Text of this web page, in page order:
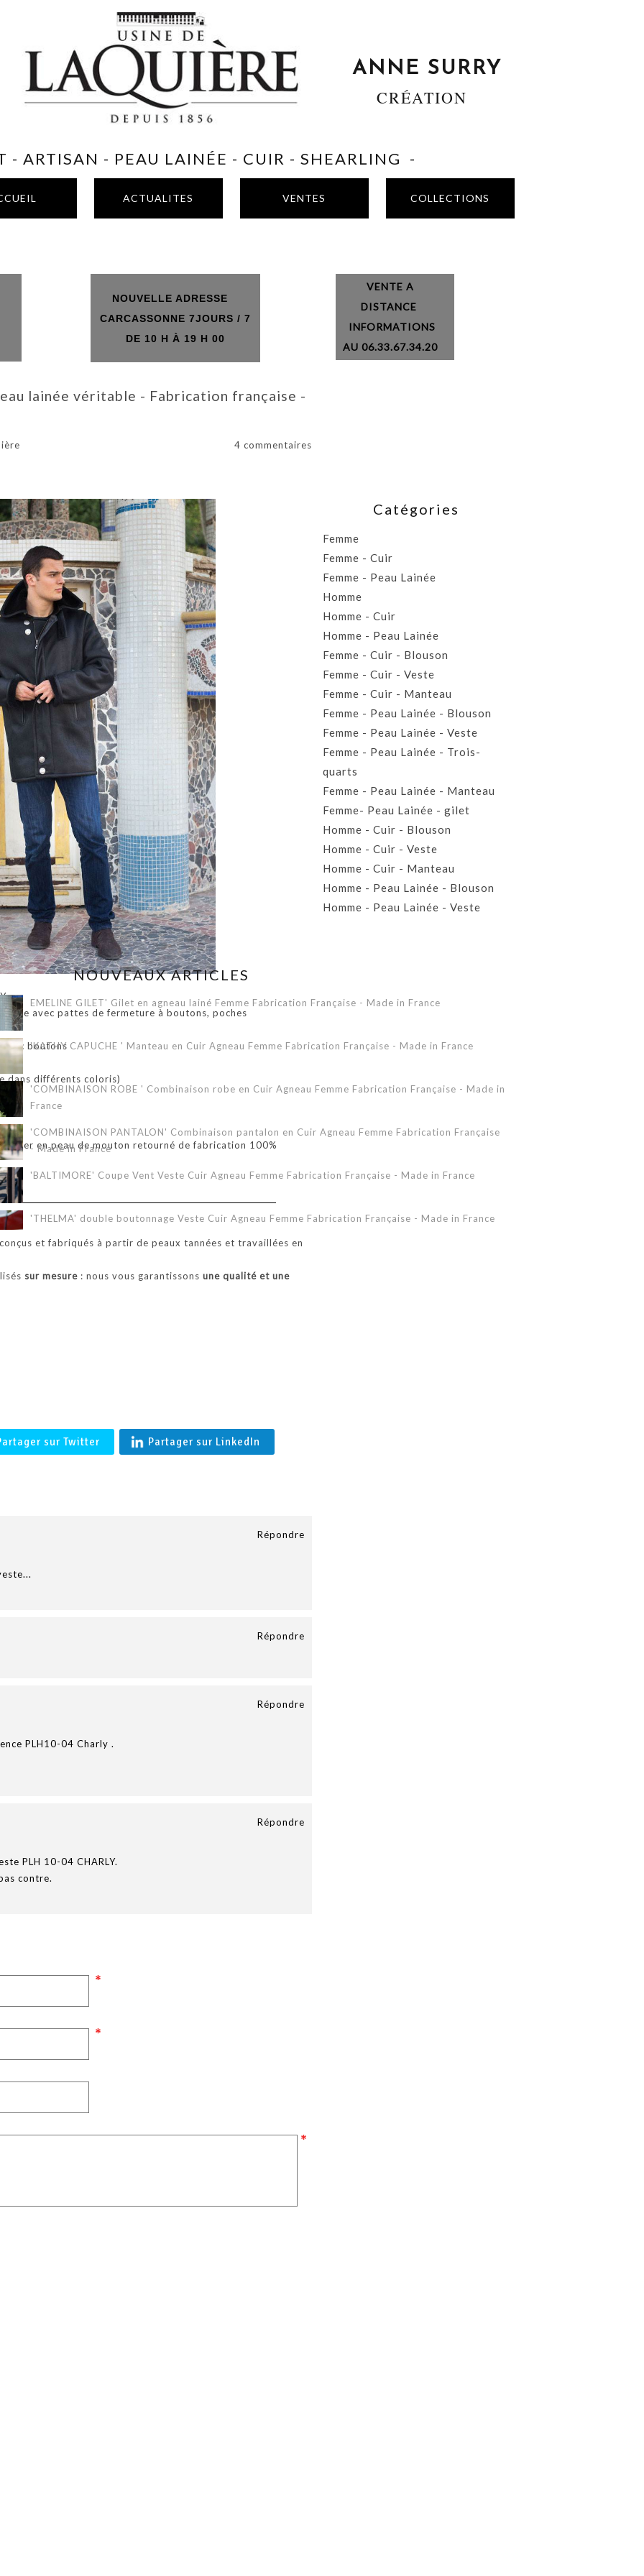
ANNE SURRY
CRÉATION
NOUVELLE ADRESSE
CARCASSONNE 7JOURS / 7
DE 10 H À 19 H 00
VENTE A
DISTANCE
INFORMATIONS
AU 06.33.67.34.20
- ARTISAN - PEAU LAINÉE - CUIR - SHEARLING -
ACTUALITES VENTES COLLECTIONS
lainée véritable - Fabrication française -
4 commentaires
avec pattes de fermeture à boutons, poches
boutons
dans différents coloris)
en peau de mouton retourné de fabrication 100%
et fabriqués à partir de peaux tannées et travaillées en
sur mesure : nous vous garantissons une qualité et une
sur Twitter Partager sur LinkedIn
Répondre
Répondre
Répondre
PLH10-04 Charly .
Répondre
PLH 10-04 CHARLY.
contre.
Catégories
Femme
Femme - Cuir
Femme - Peau Lainée
Homme
Homme - Cuir
Homme - Peau Lainée
Femme - Cuir - Blouson
Femme - Cuir - Veste
Femme - Cuir - Manteau
Femme - Peau Lainée - Blouson
Femme - Peau Lainée - Veste
Femme - Peau Lainée - Trois-
quarts
Femme - Peau Lainée - Manteau
Femme- Peau Lainée - gilet
Homme - Cuir - Blouson
Homme - Cuir - Veste
Homme - Cuir - Manteau
Homme - Peau Lainée - Blouson
Homme - Peau Lainée - Veste
Femme - Peau lainée - Coupe Vent
Pantalon
NOUVEAUX ARTICLES
EMELINE GILET' Gilet en agneau lainé Femme Fabrication Française - Made in France
'KATHY CAPUCHE ' Manteau en Cuir Agneau Femme Fabrication Française - Made in France
'COMBINAISON ROBE ' Combinaison robe en Cuir Agneau Femme Fabrication Française - Made in
France
'COMBINAISON PANTALON' Combinaison pantalon en Cuir Agneau Femme Fabrication Française
- Made in France
'BALTIMORE' Coupe Vent Veste Cuir Agneau Femme Fabrication Française - Made in France
'THELMA' double boutonnage Veste Cuir Agneau Femme Fabrication Française - Made in France